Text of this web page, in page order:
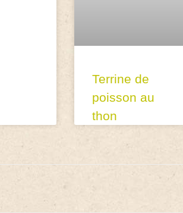
Terrine de
poisson au
thon